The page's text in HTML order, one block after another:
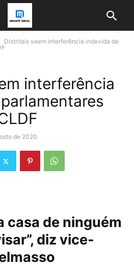
Distritais veem interferência indevida de
interferência
de 2020
casa de ninguém
diz vice-